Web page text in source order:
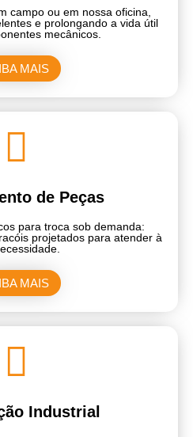
campo ou em nossa oficina,
e prolongando a vida útil
mecânicos.
MAIS
de Peças
para troca sob demanda:
projetados para atender à
MAIS
Industrial